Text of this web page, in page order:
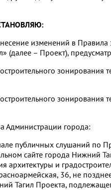
изменений в Правила
(далее – Проект),
зонирования
зонирования
Администрации города:
публичных слушаний по
сайте города Нижний
и
36, не
Тагил Проекта,